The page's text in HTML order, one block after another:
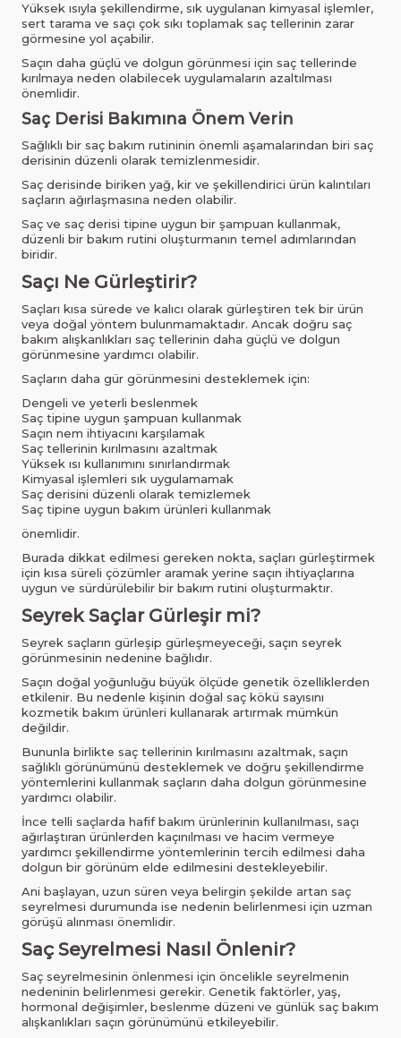
Yüksek ısıyla şekillendirme, sık uygulanan kimyasal işlemler,
sert tarama ve saçı çok sıkı toplamak saç tellerinin zarar
görmesine yol açabilir.
Saçın daha güçlü ve dolgun görünmesi için saç tellerinde
kırılmaya neden olabilecek uygulamaların azaltılması
önemlidir.
Saç Derisi Bakımına Önem Verin
Sağlıklı bir saç bakım rutininin önemli aşamalarından biri saç
derisinin düzenli olarak temizlenmesidir.
Saç derisinde biriken yağ, kir ve şekillendirici ürün kalıntıları
saçların ağırlaşmasına neden olabilir.
Saç ve saç derisi tipine uygun bir şampuan kullanmak,
düzenli bir bakım rutini oluşturmanın temel adımlarından
biridir.
Saçı Ne Gürleştirir?
Saçları kısa sürede ve kalıcı olarak gürleştiren tek bir ürün
veya doğal yöntem bulunmamaktadır. Ancak doğru saç
bakım alışkanlıkları saç tellerinin daha güçlü ve dolgun
görünmesine yardımcı olabilir.
Saçların daha gür görünmesini desteklemek için:
Dengeli ve yeterli beslenmek
Saç tipine uygun şampuan kullanmak
Saçın nem ihtiyacını karşılamak
Saç tellerinin kırılmasını azaltmak
Yüksek ısı kullanımını sınırlandırmak
Kimyasal işlemleri sık uygulamamak
Saç derisini düzenli olarak temizlemek
Saç tipine uygun bakım ürünleri kullanmak
önemlidir.
Burada dikkat edilmesi gereken nokta, saçları gürleştirmek
için kısa süreli çözümler aramak yerine saçın ihtiyaçlarına
uygun ve sürdürülebilir bir bakım rutini oluşturmaktır.
Seyrek Saçlar Gürleşir mi?
Seyrek saçların gürleşip gürleşmeyeceği, saçın seyrek
görünmesinin nedenine bağlıdır.
Saçın doğal yoğunluğu büyük ölçüde genetik özelliklerden
etkilenir. Bu nedenle kişinin doğal saç kökü sayısını
kozmetik bakım ürünleri kullanarak artırmak mümkün
değildir.
Bununla birlikte saç tellerinin kırılmasını azaltmak, saçın
sağlıklı görünümünü desteklemek ve doğru şekillendirme
yöntemlerini kullanmak saçların daha dolgun görünmesine
yardımcı olabilir.
İnce telli saçlarda hafif bakım ürünlerinin kullanılması, saçı
ağırlaştıran ürünlerden kaçınılması ve hacim vermeye
yardımcı şekillendirme yöntemlerinin tercih edilmesi daha
dolgun bir görünüm elde edilmesini destekleyebilir.
Ani başlayan, uzun süren veya belirgin şekilde artan saç
seyrelmesi durumunda ise nedenin belirlenmesi için uzman
görüşü alınması önemlidir.
Saç Seyrelmesi Nasıl Önlenir?
Saç seyrelmesinin önlenmesi için öncelikle seyrelmenin
nedeninin belirlenmesi gerekir. Genetik faktörler, yaş,
hormonal değişimler, beslenme düzeni ve günlük saç bakım
alışkanlıkları saçın görünümünü etkileyebilir.